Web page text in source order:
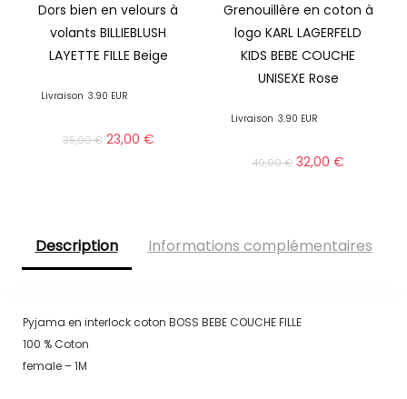
Dors bien en velours à
volants BILLIEBLUSH
LAYETTE FILLE Beige
Livraison 3.90 EUR
35,00€ 23,00 €
Grenouillère en coton à
logo KARL LAGERFELD
KIDS BEBE COUCHE
UNISEXE Rose
Livraison 3.90 EUR
49,00€ 32,00€
Description Informations complémentaires
Pyjama en interlock coton BOSS BEBE COUCHE FILLE
100 % Coton
female – 1M